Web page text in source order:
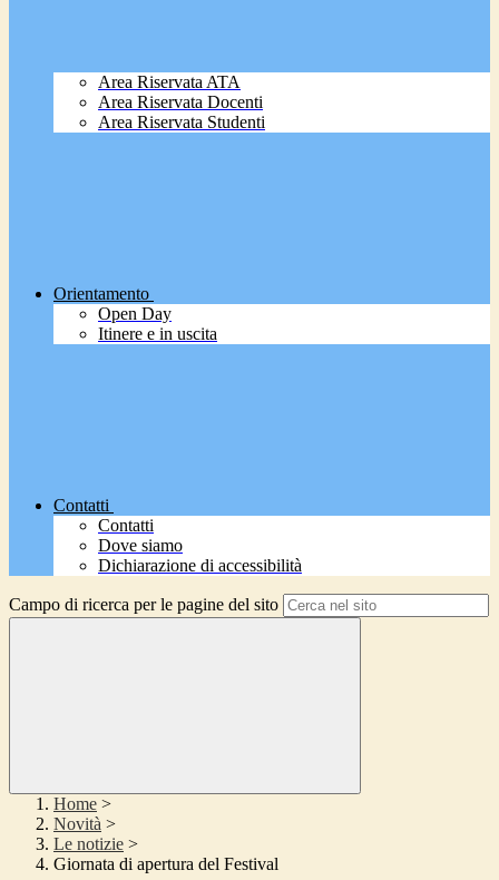
Area Riservata ATA
Area Riservata Docenti
Area Riservata Studenti
Orientamento
Open Day
Itinere e in uscita
Contatti
Contatti
Dove siamo
Dichiarazione di accessibilità
Campo di ricerca per le pagine del sito
Home >
Novità >
Le notizie >
Giornata di apertura del Festival